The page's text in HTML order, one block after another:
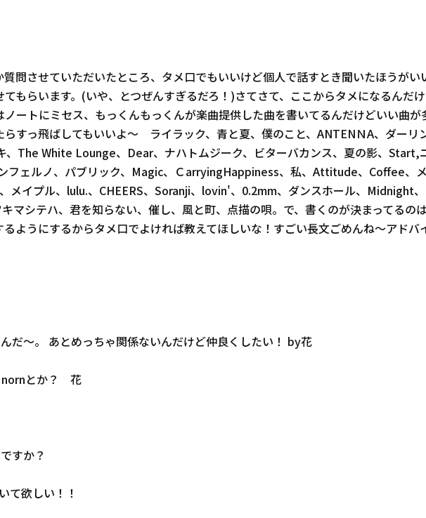
問させていただいたところ、タメ口でもいいけど個人で話すとき聞いたほうが
もらいます。(いや、とつぜんすぎるだろ！)さてさて、ここからタメになるんだ
ートにミセス、もっくんもっくんが楽曲提供した曲を書いてるんだけどいい曲
すっ飛ばしてもいいよ〜 ライラック、青と夏、僕のこと、ANTENＮA、ダー
The White Lounge、Dear、ナハトムジーク、ビターバカンス、夏の影、Start,
フェルノ、パブリック、Magic、ＣarryingHappiness、私、Attitude、Coffee、
メイプル、lulu.、CHEERS、Soranji、lovin'、0.2mm、ダンスホール、
マシテハ、君を知らない、催し、風と町、点描の唄。で、書くのが決まってるの
ようにするからタメ口でよければ教えてほしいな！すごい長文ごめんね～アドバ
だ〜。 あとめっちゃ関係ないんだけど仲良くしたい！ by花
nornとか？ 花
すか？
て欲しい！！